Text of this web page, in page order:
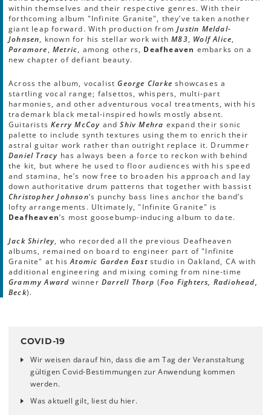
within themselves and their respective genres. With their
forthcoming album "Infinite Granite", they’ve taken another
giant leap forward. With production fromJustin Meldal-
Johnsen, known for his stellar work withM83, Wolf Alice,
Paramore,Metric, among others, Deafheaven embarks on a
new chapter of defiant beauty.
Across the album, vocalistGeorge Clarke showcases a
startling vocal range; falsettos, whispers, multi-part
harmonies, and other adventurous vocal treatments, with his
trademark black metal-inspired howls mostly absent.
GuitaristsKerry McCoy andShiv Mehra expand their sonic
palette to include synth textures using them to enrich their
astral guitar work rather than outright replace it. Drummer
Daniel Tracy has always been a force to reckon with behind
the kit, but where he used to floor audiences with his speed
and stamina, he’s now free to broaden his approach and lay
down authoritative drum patterns that together with bassist
Christopher Johnson’s punchy bass lines anchor the band’s
lofty arrangements. Ultimately, "Infinite Granite" is
Deafheaven’s most goosebump-inducing album to date.
Jack Shirley, who recorded all the previous Deafheaven
albums, remained on board to engineer part of "Infinite
Granite" at hisAtomic Garden Eaststudio in Oakland, CA with
additional engineering and mixing coming from nine-time
Grammy Award winnerDarrell Thorp (Foo Fighters, Radiohead,
Beck).
COVID-19
Wir weisen darauf hin, dass die am Tag der Veranstaltung
gültigen Covid-Bestimmungen zur Anwendung kommen
werden.
Was aktuell gilt, liest du hier.